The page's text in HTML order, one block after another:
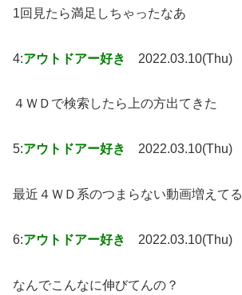
1回見たら満足しちゃったなあ
4:アウトドアー好き 2022.03.10(Thu)
４ＷＤで検索したら上の方出てきた
5:アウトドアー好き 2022.03.10(Thu)
最近４ＷＤ系のつまらない動画増えて
6:アウトドアー好き 2022.03.10(Thu)
なんでこんなに伸びてんの？